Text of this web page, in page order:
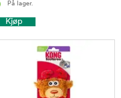
På lager.
Kjøp